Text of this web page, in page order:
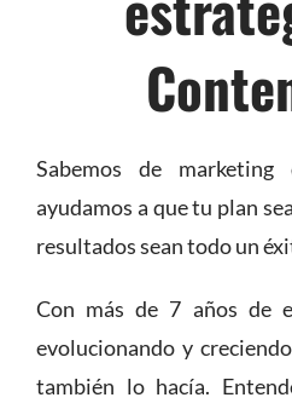
Sabemos de
ayudamos a que tu plan
resultados sean todo un
Con más de 7 años de
evolucionando y
también lo hacía.